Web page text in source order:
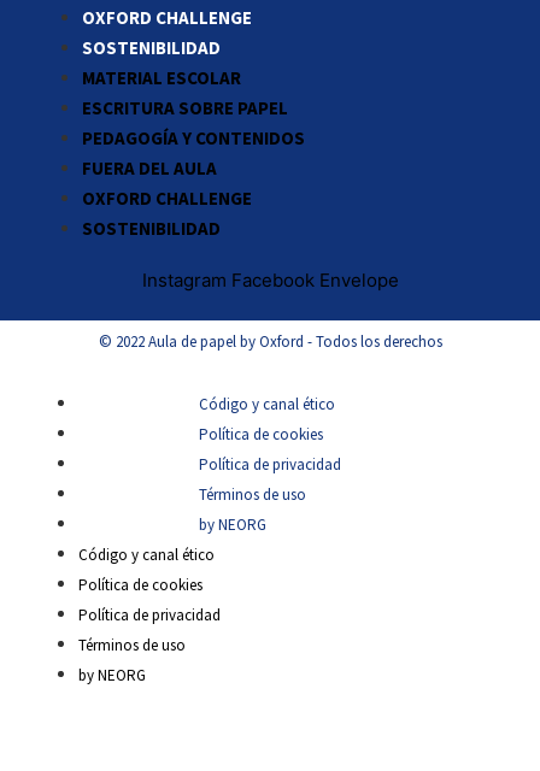
OXFORD CHALLENGE
SOSTENIBILIDAD
MATERIAL ESCOLAR
ESCRITURA SOBRE PAPEL
PEDAGOGÍA Y CONTENIDOS
FUERA DEL AULA
OXFORD CHALLENGE
SOSTENIBILIDAD
Instagram Facebook Envelope
© 2022 Aula de papel by Oxford - Todos los derechos
Código y canal ético
Política de cookies
Política de privacidad
Términos de uso
by NEORG
Código y canal ético
Política de cookies
Política de privacidad
Términos de uso
by NEORG